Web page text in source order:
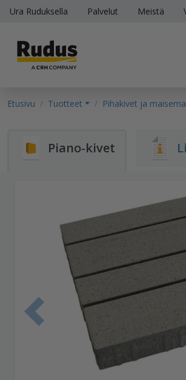
Ura Ruduksella Palvelut Meistä
Etusivu Tuotteet Pihakivet ja
Piano-kivet